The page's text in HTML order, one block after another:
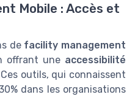
Mobile : Accès et
de facility management
offrant une accessibilité
Ces outils, qui connaissent
dans les organisations